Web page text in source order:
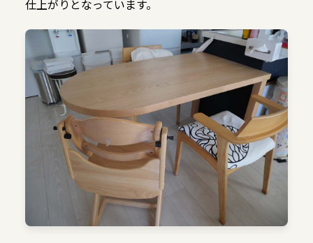
仕上がりとなっています。